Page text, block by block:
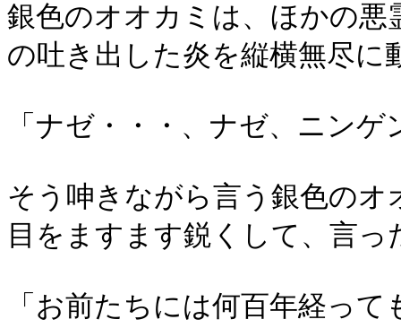
銀色のオオカミは、ほかの
の吐き出した炎を縦横無尽に
「ナゼ・・・、ナゼ、ニン
そう呻きながら言う銀色の
目をますます鋭くして、言っ
「お前たちには何百年経っ